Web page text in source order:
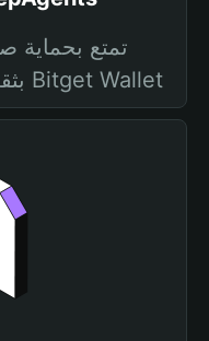
تمتع بحماية
DeepAgents بثقة باستخدام Bitget Wallet